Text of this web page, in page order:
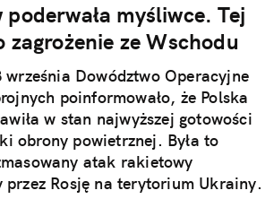
poderwała myśliwce. Tej
zagrożenie ze Wschodu
Dowództwo Operacyjne
poinformowało, że Polska
w stan najwyższej gotowości
obrony powietrznej. Była to
atak rakietowy
przez Rosję na terytorium Ukrainy.